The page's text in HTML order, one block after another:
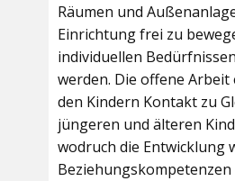
Räumen und
Einrichtung frei zu
individuellen
werden. Die offene Arbeit
den Kindern Kontakt zu
jüngeren und älteren
wodruch die Entwicklung